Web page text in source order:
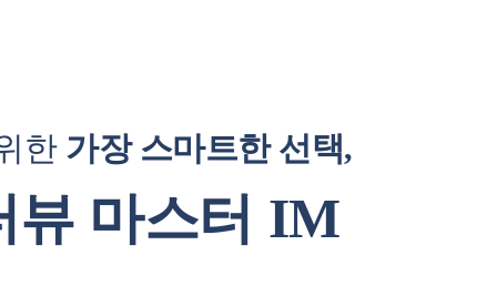
한 가장 스마트한 선택,
뷰 마스터 IM